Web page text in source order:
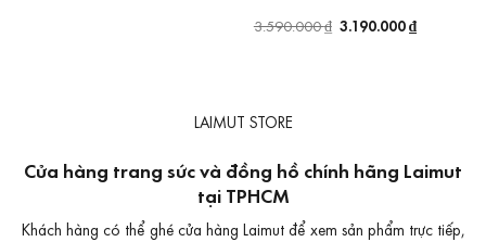
3.590.000₫ Giá
3.190.000₫
LAIMUT STORE
Cửa hàng trang sức và đồng hồ chính hãng Laimut
tại TPHCM
Khách hàng có thể ghé cửa hàng Laimut để xem sản phẩm trực tiếp,